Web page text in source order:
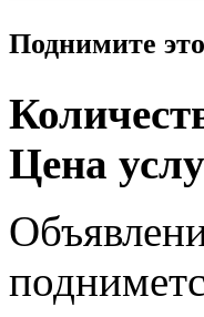
Поднимите
Цена